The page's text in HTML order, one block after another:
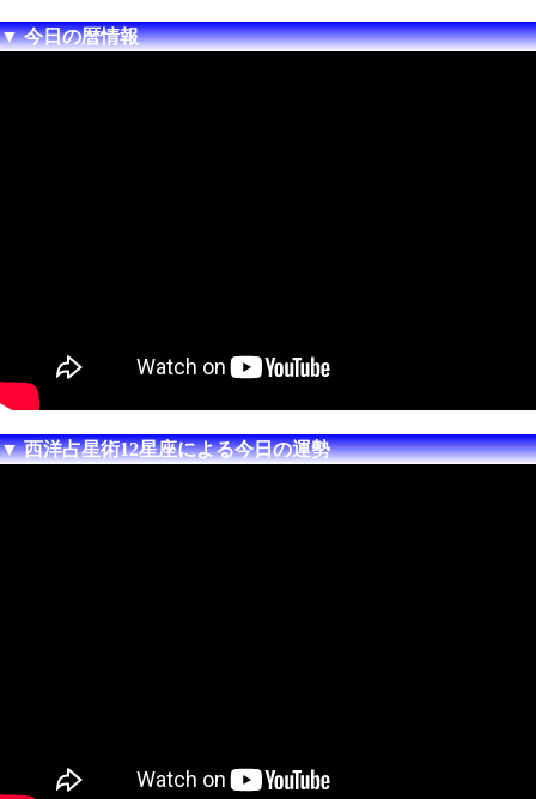
▼ 今日の暦情報
▼ 西洋占星術12星座による今日の運勢